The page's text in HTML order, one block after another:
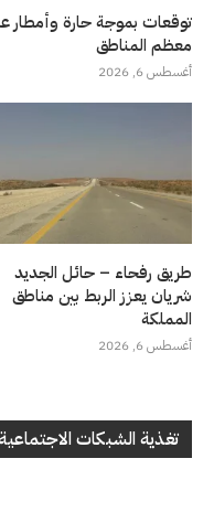
توقعات بموجة حارة وأمطار
معظم المناطق
أغسطس 6, 2026
طريق رفحاء – حائل الجديد
شريان يعزز الربط بين مناطق
المملكة
أغسطس 6, 2026
تغذية الشبكات